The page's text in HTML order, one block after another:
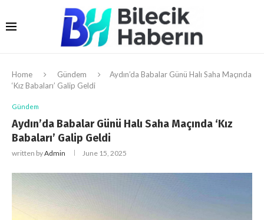
Home Gündem
Aydın’da Babalar Günü Halı Saha Maçında
‘Kız Babaları’ Galip Geldi
Gündem
Aydın’da Babalar Günü Halı Saha Maçında ‘Kız
Babaları’ Galip Geldi
written byAdmin June 15, 2025